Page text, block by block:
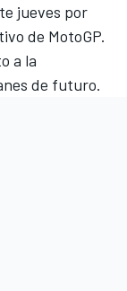
jueves por
de MotoGP.
a la
de futuro.